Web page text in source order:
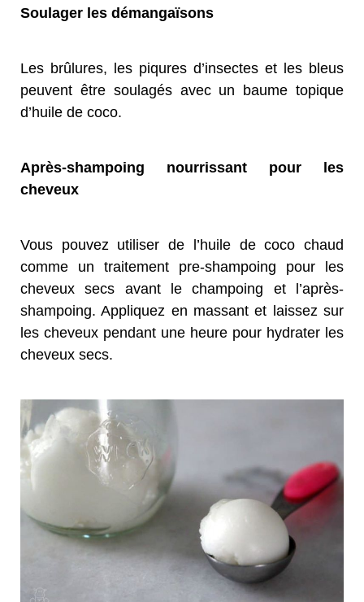
Soulager les démangaïsons
Les brûlures, les piqures d’insectes et les bleus
peuvent être soulagés avec un baume topique
d’huile de coco.
Après-shampoing nourrissant pour les
cheveux
Vous pouvez utiliser de l’huile de coco chaud
comme un traitement pre-shampoing pour les
cheveux secs avant le champoing et l’après-
shampoing. Appliquez en massant et laissez sur
les cheveux pendant une heure pour hydrater les
cheveux secs.